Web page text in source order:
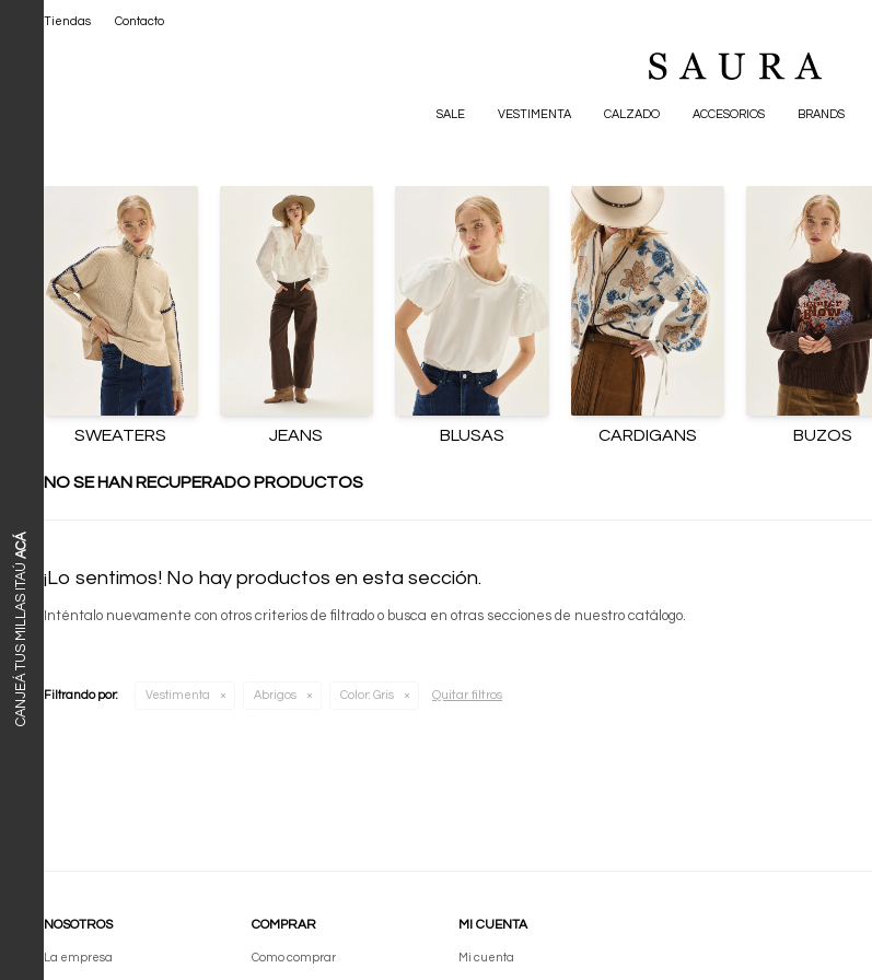
SALE VESTIMENTA CALZADO ACCESORIOS BRANDS
Tiendas Contacto
CANJEÁ TUS MILLAS ITAÚ
ACÁ
SWEATERS JEANS BLUSAS CARDIGANS BUZOS
NO SE HAN RECUPERADO PRODUCTOS
¡Lo sentimos! No hay productos en esta sección.
Inténtalo nuevamente con otros criterios de filtrado o busca en otras secciones de nuestro catálogo.
Filtrando por: Vestimenta Abrigos Color: Gris Quitar filtros
NOSOTROS
La empresa
COMPRAR
Como comprar
MI CUENTA
Mi cuenta